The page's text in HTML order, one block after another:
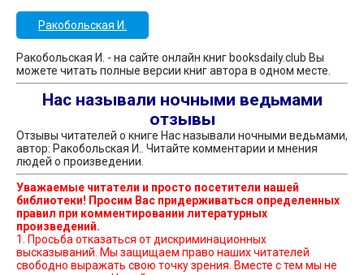
Ракобольская И.
Ракобольская И. - на сайте онлайн книг booksdaily.club Вы
можете читать полные версии книг автора в одном месте.
Нас называли ночными ведьмами
отзывы
Отзывы читателей о книге Нас называли ночными ведьмами,
автор: Ракобольская И.. Читайте комментарии и мнения
людей о произведении.
Уважаемые читатели и просто посетители нашей
библиотеки! Просим Вас придерживаться определенных
правил при комментировании литературных
произведений.
1. Просьба отказаться от дискриминационных
высказываний. Мы защищаем право наших читателей
свободно выражать свою точку зрения. Вместе с тем мы не